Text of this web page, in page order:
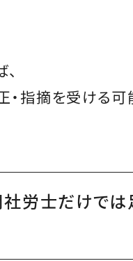
・指摘を受ける可
労士だけでは